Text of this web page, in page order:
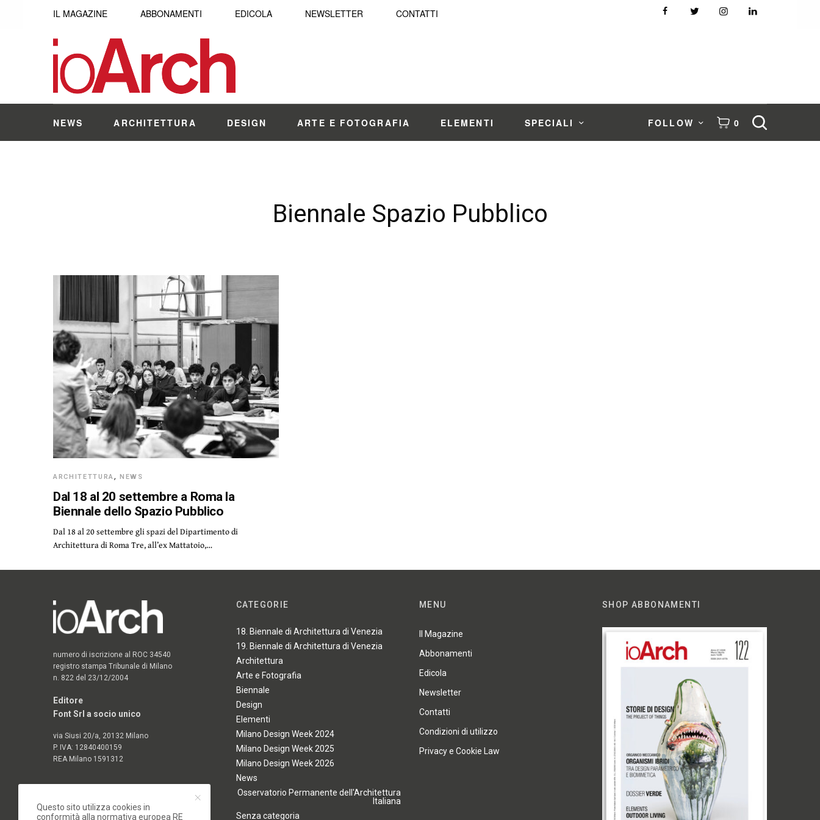
IL MAGAZINE ABBONAMENTI EDICOLA NEWSLETTER CONTATTI
NEWS ARCHITETTURA DESIGN ARTE E FOTOGRAFIA ELEMENTI SPECIALI FOLLOW 0
Biennale Spazio Pubblico
ARCHITETTURA,NEWS
Dal 18 al 20 settembre a Roma la
Biennale dello Spazio Pubblico
Dal 18 al 20 settembre gli spazi del Dipartimento di
Architettura di Roma Tre, all’ex Mattatoio,…
numero di iscrizione al ROC 34540
registro stampa Tribunale di Milano
n. 822 del 23/12/2004
Editore
Font Srl a socio unico
via Siusi 20/a, 20132 Milano
P. IVA: 12840400159
REA Milano 1591312
CATEGORIE
18. Biennale di Architettura di Venezia
19. Biennale di Architettura di Venezia
Architettura
Arte e Fotografia
Biennale
Design
Elementi
Milano Design Week 2024
Milano Design Week 2025
Milano Design Week 2026
News
Osservatorio Permanente dell'Architettura
Italiana
Senza categoria
MENU
Il Magazine
Abbonamenti
Edicola
Newsletter
Contatti
Condizioni di utilizzo
Privacy e Cookie Law
SHOP ABBONAMENTI
Questo sito utilizza cookies in
conformità alla normativa europea RE